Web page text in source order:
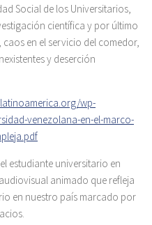
Social de los Universitarios,
científica y por último
en el servicio del comedor,
y deserción
wp-
venezolana-en-el-marco-
estudiante universitario en
animado que refleja
en nuestro país marcado por